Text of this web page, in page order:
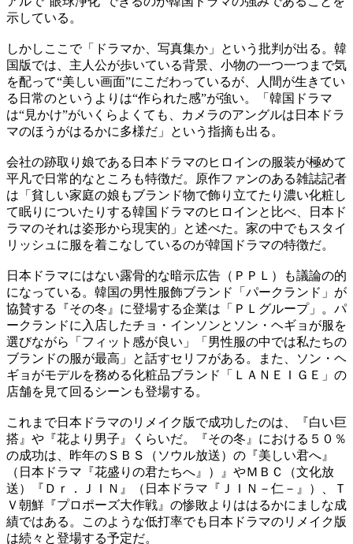
示している。
しかしここで「ドラマか、写真集か」という批判が出る。韓
国版では、主人公が歩いている背景、小物の一つ一つまで気
を配って“美しい画面”にこだわっているが、人間が生きてい
る日常のというよりは“作られた感”が強い。「韓国ドラマ
は“見かけ”がいくらよくても、カメラのアングルは日本ドラ
マのほうがはるかに多様だ」という指摘も出る。
会社の跡取り娘である日本ドラマのヒロインの服装が極めて
平凡で日常的なところも特徴だ。原作ファンのある雑誌記者
は「貧しい家庭の娘もブランド物で飾り立てたり濃い化粧し
て眠りについたりする韓国ドラマのヒロインと比べ、日本ド
ラマのそれは姿形から現実的」と述べた。家の中でもスタイ
リッシュに服を着こなしているのが韓国ドラマの特徴だ。
日本ドラマにはない露骨的な暗示広告（ＰＰＬ）も議論の的
になっている。韓国の男性服飾ブランド「パークランド」が
協賛する『その冬』に登場する企業は「ＰＬグループ」。パ
ークランドに入店したチョ・インソンとソン・ヘギョが服を
選びながら「フィット感が良い」「男性服の中では私たちの
ブランドの服が最高」と話すセリフがある。また、ソン・ヘ
ギョがモデルを務める化粧品ブランド「ＬＡＮＥＩＧＥ」の
店舗を見て回るシーンも登場する。
これまで日本ドラマのリメイク版で成功したのは、『白い巨
搭』や『花より男子』くらいだ。『その冬』における５０％
の成功は、昨年のＳＢＳ（ソウル放送）の『美しい君へ』
（日本ドラマ『花盛りの君たちへ』）』やＭＢＣ（文化放
送）『Ｄｒ．ＪＩＮ』（日本ドラマ『ＪＩＮ－仁－』）、Ｔ
Ｖ朝鮮『プロポーズ大作戦』の惨敗よりははるかにましな成
績ではある。このような低打率でも日本ドラマのリメイク版
は続々と登場する予定だ。